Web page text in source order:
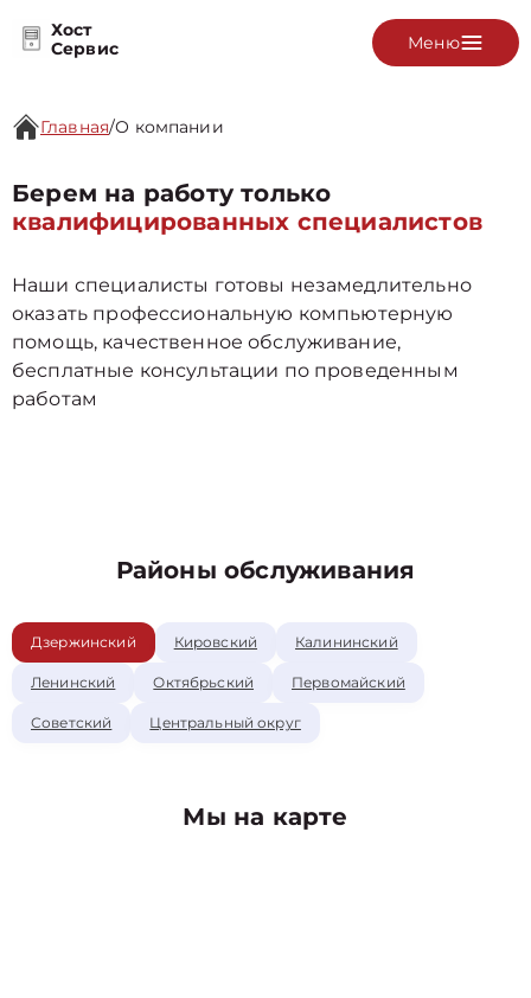
Хост
Сервис
Меню
Главная/О компании
Берем на работу только
квалифицированных специалистов
Наши специалисты готовы незамедлительно
оказать профессиональную компьютерную
помощь, качественное обслуживание,
бесплатные консультации по проведенным
работам
Районы обслуживания
Дзержинский Кировский Калининский
Ленинский Октябрьский Первомайский
Советский Центральный округ
Мы на карте